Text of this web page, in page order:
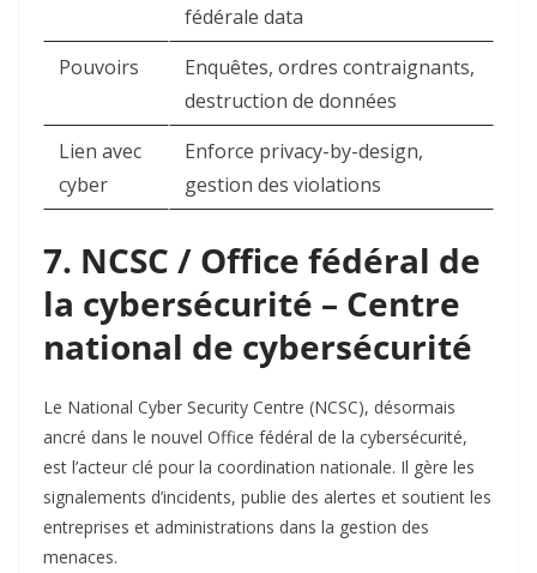
fédérale data ​
Pouvoirs
Enquêtes, ordres contraignants,
destruction de données ​
Lien avec
cyber
Enforce privacy-by-design,
gestion des violations ​
7. NCSC / Office fédéral de
la cybersécurité – Centre
national de cybersécurité
Le National Cyber Security Centre (NCSC), désormais
ancré dans le nouvel Office fédéral de la cybersécurité,
est l’acteur clé pour la coordination nationale. Il gère les
signalements d’incidents, publie des alertes et soutient les
entreprises et administrations dans la gestion des
menaces.​